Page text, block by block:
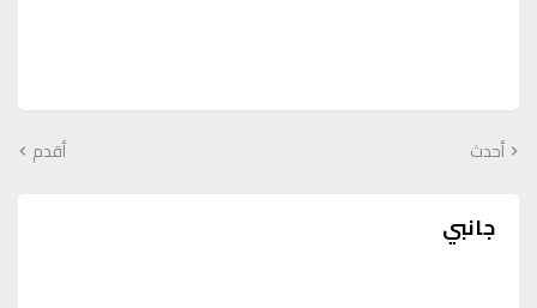
أحدث أقدم
جانبي